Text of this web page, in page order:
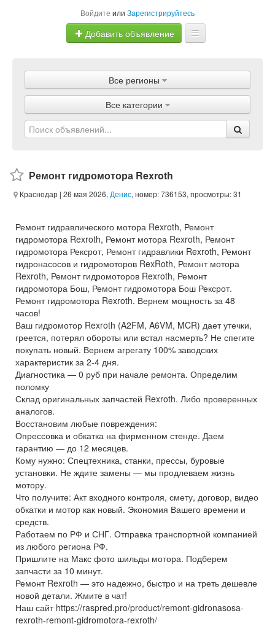
Войдите или Зарегистрируйтесь
Добавить объявление
Объявления
Магазины
Услуги
Все регионы
Все категории
Ремонт гидромотора Rexroth
Краснодар | 26 мая 2026, Денис, номер: 736153, просмотры: 31
Ремонт гидравлического мотора Rexroth, Ремонт
гидромотора Rexroth, Ремонт мотора Rexroth, Ремонт
гидромотора Рексрот, Ремонт гидравлики Rexroth, Ремонт
гидронасосов и гидромоторов RexRoth, Ремонт мотора
Rexroth, Ремонт гидромоторов Rexroth, Ремонт
гидромотора Бош, Ремонт гидромотора Бош Рексрот.
Ремонт гидромотора Rexroth. Вернем мощность за 48
часов!
Ваш гидромотор Rexroth (A2FM, A6VM, MCR) дает утечки,
греется, потерял обороты или встал насмерть? Не спегите
покупать новый. Вернем агрегату 100% заводских
характеристик за 2-4 дня.
Диагностика — 0 руб при начале ремонта. Определим
поломку
Склад оригинальных запчастей Rexroth. Либо проверенных
аналогов.
Восстановим любые повреждения:
Опрессовка и обкатка на фирменном стенде. Даем
гарантию — до 12 месяцев.
Кому нужно: Спецтехника, станки, прессы, буровые
установки. Не ждите замены — мы продлеваем жизнь
мотору.
Что получите: Акт входного контроля, смету, договор, видео
обкатки и мотор как новый. Экономия Вашего времени и
средств.
Работаем по РФ и СНГ. Отправка транспортной компанией
из любого региона РФ.
Пришлите на Макс фото шильды мотора. Подберем
запчасти за 10 минут.
Ремонт Rexroth — это надежно, быстро и на треть дешевле
новой детали. Жмите в чат!
Наш сайт https://raspred.pro/product/remont-gidronasosa-
rexroth-remont-gidromotora-rexroth/